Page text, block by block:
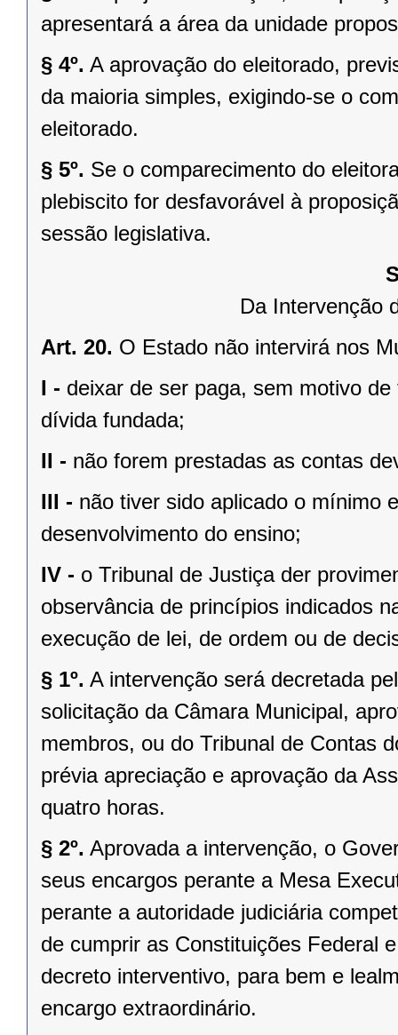
apresentará a área da unidade
§ 4º. A aprovação do eleitorado,
da maioria simples, exigindo-se o
eleitorado.
§ 5º. Se o comparecimento do
plebiscito for desfavorável à
sessão legislativa.
Da Intervenção
Art. 20. O Estado não intervirá nos
I - deixar de ser paga, sem motivo
dívida fundada;
II - não forem prestadas as contas
III - não tiver sido aplicado o mínimo
desenvolvimento do ensino;
IV - o Tribunal de Justiça der
observância de princípios indicados
execução de lei, de ordem ou de
§ 1º. A intervenção será decretada
solicitação da Câmara Municipal,
membros, ou do Tribunal de Contas
prévia apreciação e aprovação da
quatro horas.
§ 2º. Aprovada a intervenção, o
seus encargos perante a Mesa
perante a autoridade judiciária
de cumprir as Constituições Federal
decreto interventivo, para bem e
encargo extraordinário.